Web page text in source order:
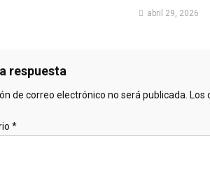
abril 29, 2026
respuesta
de correo electrónico no será publicada. Los
*